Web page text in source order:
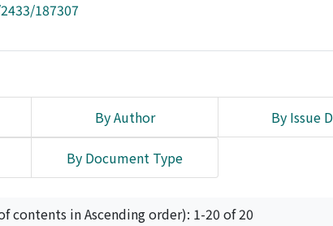
187307
By Author By Issue
By Document Type
contents in Ascending order): 1-20 of 20